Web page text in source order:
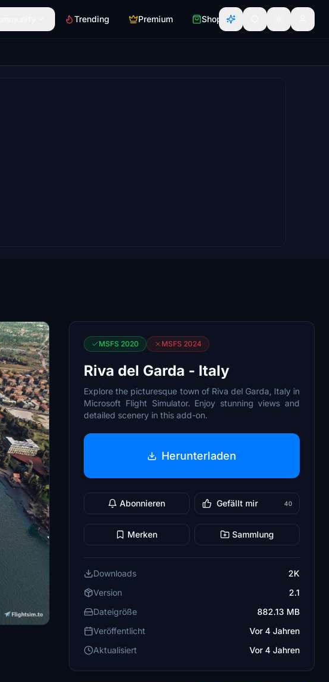
Trending Premium Shop
MSFS 2020 MSFS 2024
Riva del Garda - Italy
Explore the picturesque town of Riva del Garda, Italy in
Microsoft Flight Simulator. Enjoy stunning views and
detailed scenery in this add-on.
Herunterladen
Abonnieren Gefällt mir 40
Merken Sammlung
Downloads
2K
Version
2.1
Dateigröße
882.13 MB
Veröffentlicht
Vor 4 Jahren
Aktualisiert
Vor 4 Jahren